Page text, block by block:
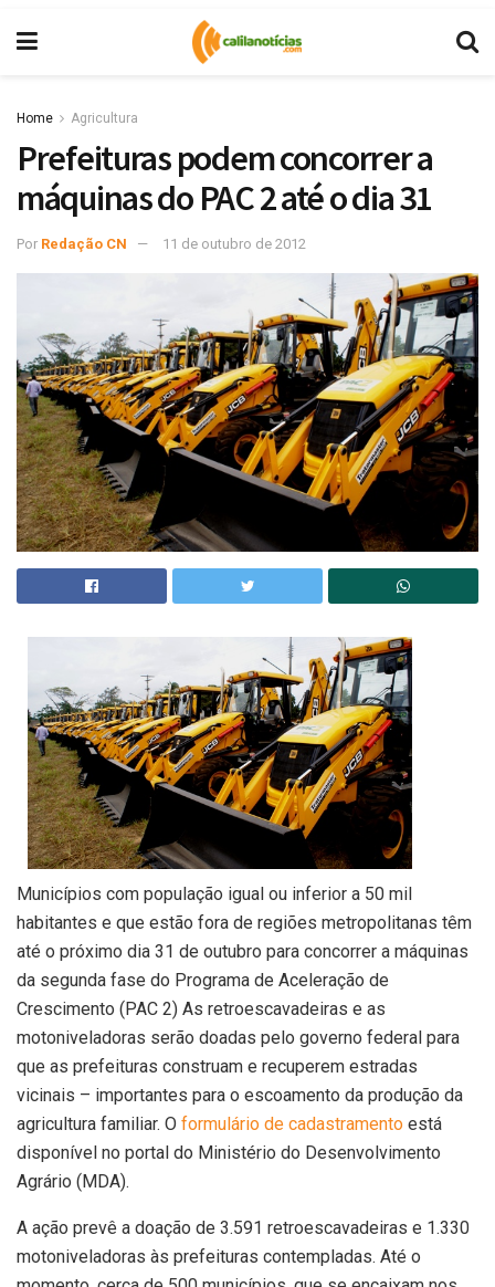
Home Agricultura
Prefeituras podem concorrer a
máquinas do PAC 2 até o dia 31
Por Redação CN 11 de outubro de 2012
Municípios com população igual ou inferior a 50 mil
habitantes e que estão fora de regiões metropolitanas têm
até o próximo dia 31 de outubro para concorrer a máquinas
da segunda fase do Programa de Aceleração de
Crescimento (PAC 2) As retroescavadeiras e as
motoniveladoras serão doadas pelo governo federal para
que as prefeituras construam e recuperem estradas
vicinais – importantes para o escoamento da produção da
agricultura familiar. O formulário de cadastramento está
disponível no portal do Ministério do Desenvolvimento
Agrário (MDA).
A ação prevê a doação de 3.591 retroescavadeiras e 1.330
motoniveladoras às prefeituras contempladas. Até o